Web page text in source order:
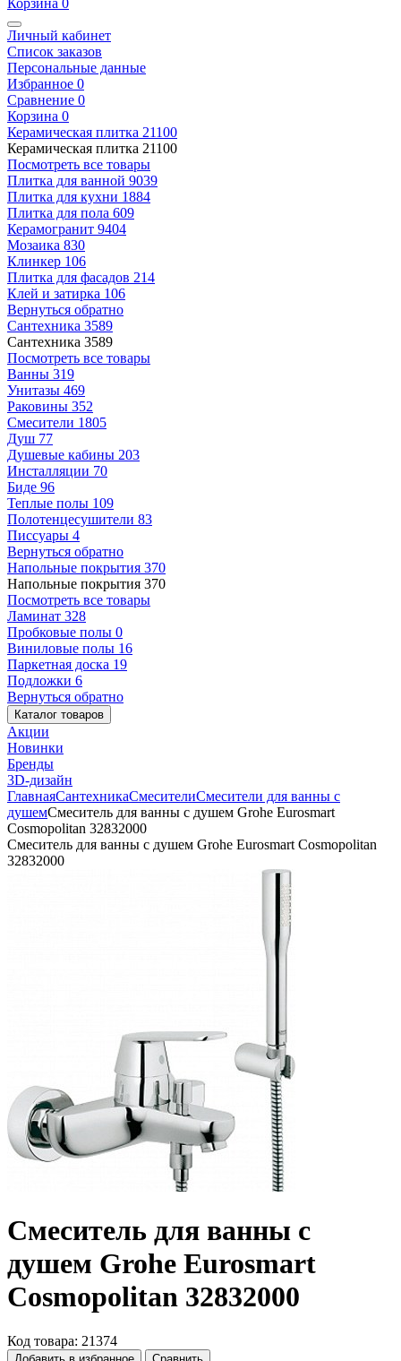
Корзина 0
Личный кабинет
Список заказов
Персональные данные
Избранное 0
Сравнение 0
Корзина 0
Керамическая плитка 21100
Керамическая плитка 21100
Посмотреть все товары
Плитка для ванной 9039
Плитка для кухни 1884
Плитка для пола 609
Керамогранит 9404
Мозаика 830
Клинкер 106
Плитка для фасадов 214
Клей и затирка 106
Вернуться обратно
Сантехника 3589
Сантехника 3589
Посмотреть все товары
Ванны 319
Унитазы 469
Раковины 352
Смесители 1805
Душ 77
Душевые кабины 203
Инсталляции 70
Биде 96
Теплые полы 109
Полотенцесушители 83
Писсуары 4
Вернуться обратно
Напольные покрытия 370
Напольные покрытия 370
Посмотреть все товары
Ламинат 328
Пробковые полы 0
Виниловые полы 16
Паркетная доска 19
Подложки 6
Вернуться обратно
Каталог товаров
Акции
Новинки
Бренды
3D-дизайн
ГлавнаяСантехникаСмесителиСмесители для ванны с
душемСмеситель для ванны с душем Grohe Eurosmart
Cosmopolitan 32832000
Смеситель для ванны с душем Grohe Eurosmart Cosmopolitan
32832000
Смеситель для ванны с
душем Grohe Eurosmart
Cosmopolitan 32832000
Код товара: 21374